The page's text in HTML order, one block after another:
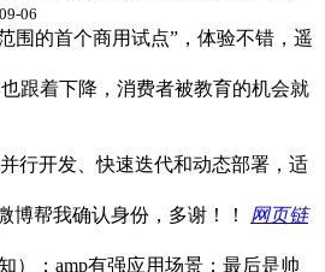
06
跟着下降，消费者被教育的机会就
行开发、快速迭代和动态部署，适
博帮我确认身份，多谢！！ 网页链
）；amp有强应用场景；最后是帅